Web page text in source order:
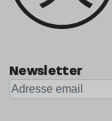
Newsletter